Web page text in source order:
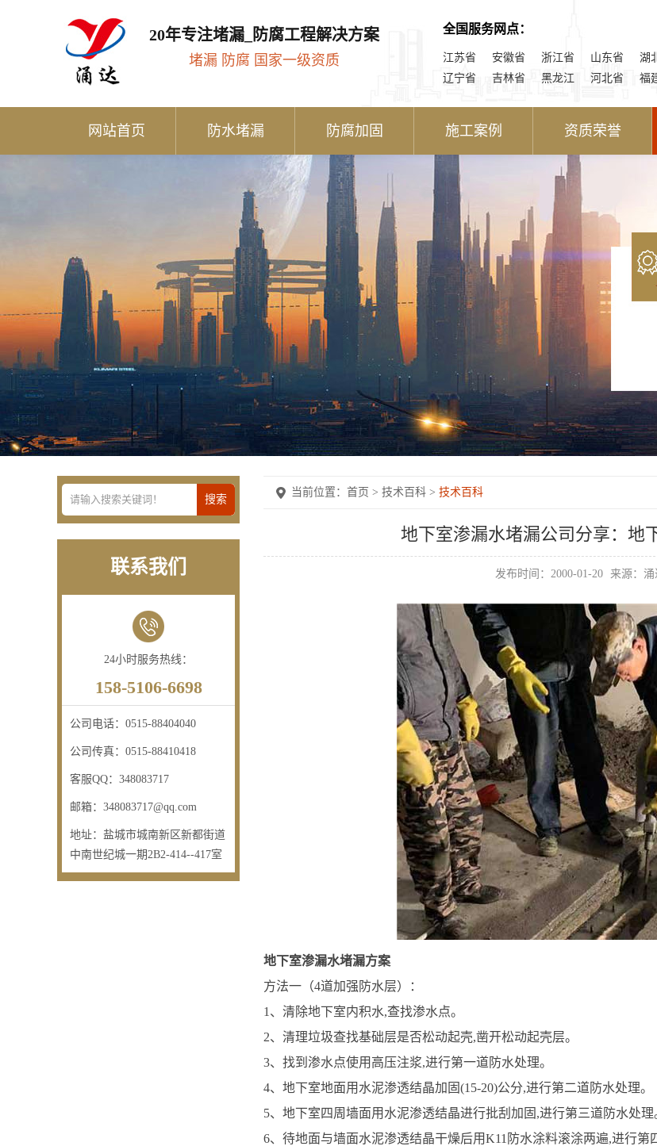
20年专注堵漏_防腐工程解决方案
堵漏 防腐 国家一级资质
全国服务网点：
江苏省 安徽省 浙江省 山东省 湖
辽宁省
吉林省 黑龙江 河北省 福
网站首页 防水堵漏 防腐加固 施工案例 资质荣誉
联系我们
24小时服务热线：
158-5106-6698
公司电话： 0515-88404040
公司传真： 0515-88410418
客服QQ： 348083717
邮箱： 348083717@qq.com
地址： 盐城市城南新区新都街道
中南世纪城一期2B2-414--417室
当前位置： 首页 > 技术百科 > 技术百科
地下室渗漏水堵漏公司分享：地
发布时间：2000-01-20 来源：涌
地下室渗漏水堵漏方案
方法一（4道加强防水层）：
1、清除地下室内积水,查找渗水点。
2、清理垃圾查找基础层是否松动起壳,凿开松动起壳层。
3、找到渗水点使用高压注浆,进行第一道防水处理。
4、地下室地面用水泥渗透结晶加固(15-20)公分,进行第二道防水处理。
5、地下室四周墙面用水泥渗透结晶进行批刮加固,进行第三道防水处理
6、待地面与墙面水泥渗透结晶干燥后用K11防水涂料滚涂两遍,进行第